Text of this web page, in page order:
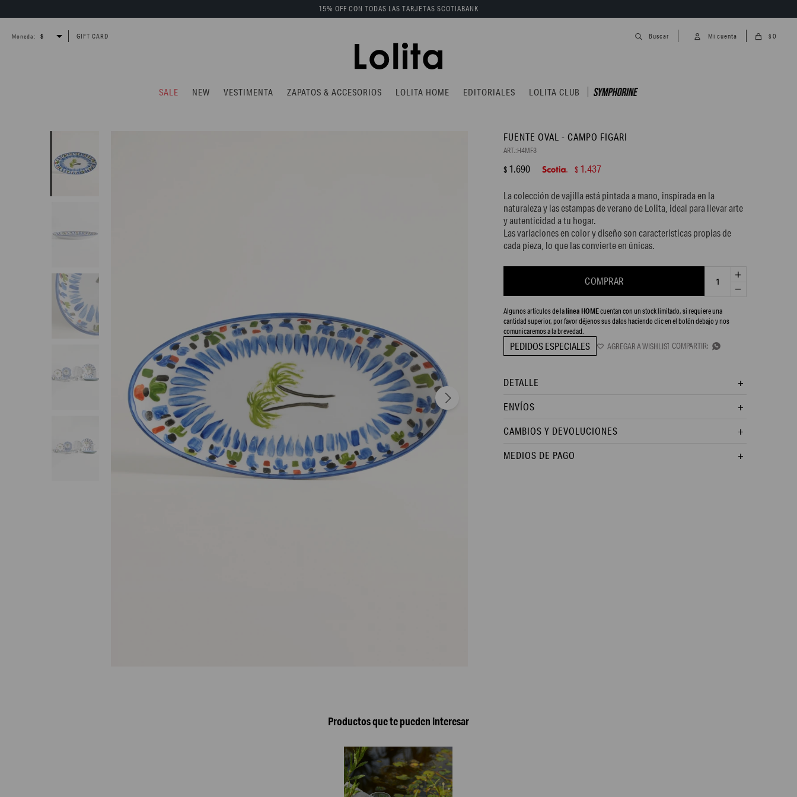
SALE NEW VESTIMENTA ZAPATOS & ACCESORIOS LOLITA HOME EDITORIALES LOLITA CLUB
$ 0
15% OFF CON TODAS LAS TARJETAS SCOTIABANK
Moneda: GIFT CARD
FUENTE OVAL - CAMPO FIGARI
H4MF3
$ 1.690 $ 1.437
La colección de vajilla está pintada a mano, inspirada en la
naturaleza y las estampas de verano de Lolita, ideal para llevar arte
y autenticidad a tu hogar.
Las variaciones en color y diseño son caracteristicas propias de
cada pieza, lo que las convierte en únicas.
COMPRAR
add
remove
PEDIDOS ESPECIALES
Algunos artículos de lalínea HOMEcuentan con un stock limitado, si requiere una
cantidad superior, por favor déjenos sus datos haciendo clic en el botón debajo y nos
comunicaremos a la brevedad.

DETALLE
ENVÍOS
CAMBIOS Y DEVOLUCIONES
MEDIOS DE PAGO
Productos que te pueden interesar